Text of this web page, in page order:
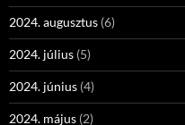
2024. augusztus (6)
2024. július (5)
2024. június (4)
2024. május (2)